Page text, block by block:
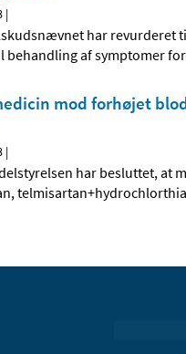
|
har revurderet
behandling af symptomer
mod forhøjet
|
har besluttet, at